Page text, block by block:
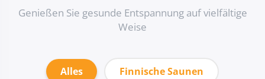
Genießen Sie gesunde Entspannung auf vielfältige
Weise
Alles Finnische Saunen